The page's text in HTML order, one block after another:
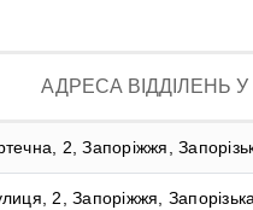
АДРЕСА ВІДДІЛЕНЬ У
2, Запоріжжя,
2, Запоріжжя,